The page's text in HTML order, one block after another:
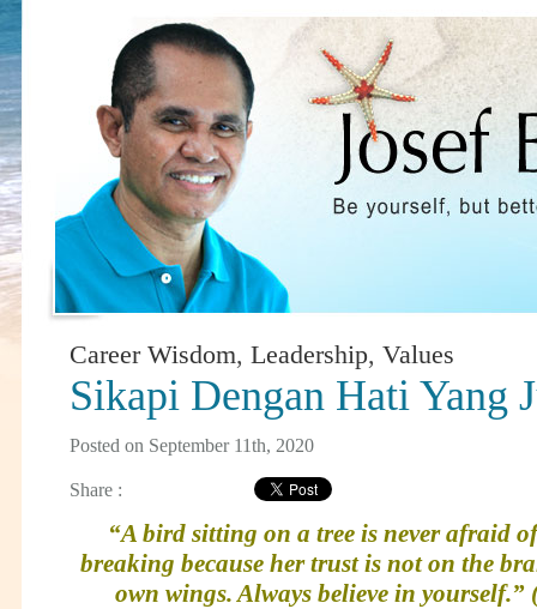
Career Wisdom, Leadership, Values
Sikapi Dengan Hati Yang
Posted on September 11th, 2020
Share :
“A bird sitting on a tree is never afraid
breaking because her trust is not on the
own wings. Always believe in